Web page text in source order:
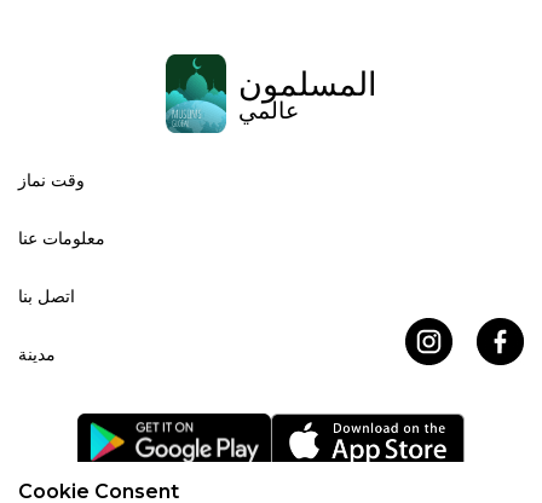
Cookie Consent
المسلمون
عالمي
وقت نماز
معلومات عنا
اتصل بنا
مدينة